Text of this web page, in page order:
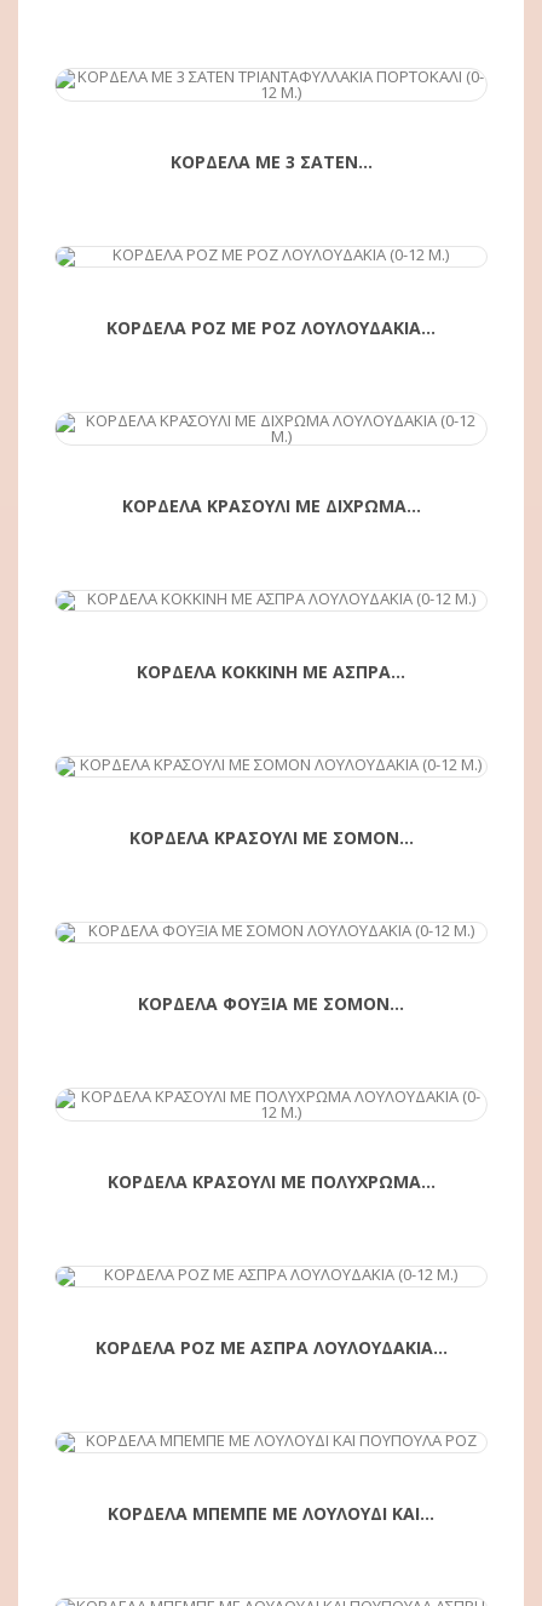
ΑΓΟΡΆ
ΚΟΡΔΕΛΑ ΜΕ 3 ΣΑΤΕΝ...
ΑΓΟΡΆ
ΚΟΡΔΕΛΑ ΡΟΖ ΜΕ ΡΟΖ ΛΟΥΛΟΥΔΑΚΙΑ...
ΑΓΟΡΆ
ΚΟΡΔΕΛΑ ΚΡΑΣΟΥΛΙ ΜΕ ΔΙΧΡΩΜΑ...
ΑΓΟΡΆ
ΚΟΡΔΕΛΑ ΚΟΚΚΙΝΗ ΜΕ ΑΣΠΡΑ...
ΑΓΟΡΆ
ΚΟΡΔΕΛΑ ΚΡΑΣΟΥΛΙ ΜΕ ΣΟΜΟΝ...
ΑΓΟΡΆ
ΚΟΡΔΕΛΑ ΦΟΥΞΙΑ ΜΕ ΣΟΜΟΝ...
ΑΓΟΡΆ
ΚΟΡΔΕΛΑ ΚΡΑΣΟΥΛΙ ΜΕ ΠΟΛΥΧΡΩΜΑ...
ΑΓΟΡΆ
ΚΟΡΔΕΛΑ ΡΟΖ ΜΕ ΑΣΠΡΑ ΛΟΥΛΟΥΔΑΚΙΑ...
ΑΓΟΡΆ
ΚΟΡΔΕΛΑ ΜΠΕΜΠΕ ΜΕ ΛΟΥΛΟΥΔΙ ΚΑΙ...